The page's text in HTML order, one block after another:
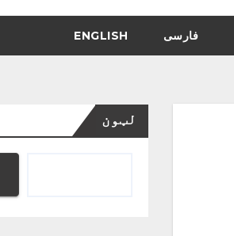
فارسی ENGLISH
لټون